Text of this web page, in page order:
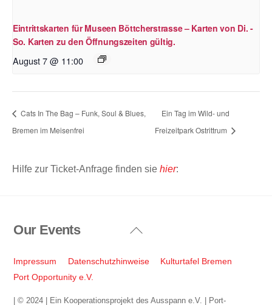
Eintrittskarten für Museen Böttcherstrasse – Karten von Di. -
So. Karten zu den Öffnungszeiten gültig.
August 7 @ 11:00
Cats In The Bag – Funk, Soul & Blues,
Bremen im Meisenfrei
Ein Tag im Wild- und
Freizeitpark Ostrittrum
Hilfe zur Ticket-Anfrage finden sie hier:
Back
Top
Our Events
Impressum Datenschutzhinweise
Kulturtafel Bremen
Port Opportunity e.V.
| © 2024 | Ein Kooperationsprojekt des Ausspann e.V. | Port-